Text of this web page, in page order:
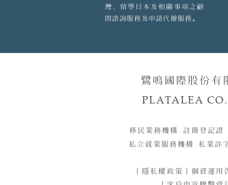
灣、留學日本及相關事項之顧
問諮詢服務及申請代辦服務。
鷺鳴國際股份有
PLATALEA
移民業務機構 註冊登記證
私立就業服務機構 私業許
｜ 隱私權政策 ｜ 個資運用